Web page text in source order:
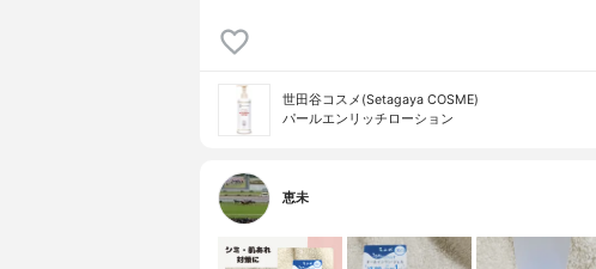
世田谷コスメ(Setagaya COSME)
パールエンリッチローション
恵未